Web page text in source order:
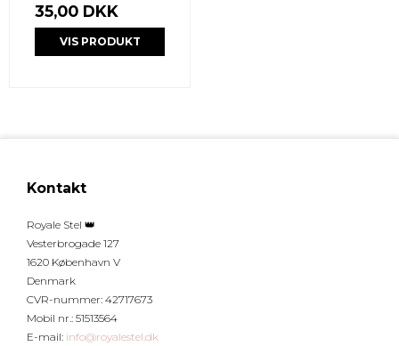
35,00 DKK
VIS PRODUKT
Kontakt
Royale Stel 👑
Vesterbrogade 127
1620 København V
Denmark
CVR-nummer: 42717673
Mobil nr.: 51513564
E-mail: info@royalestel.dk